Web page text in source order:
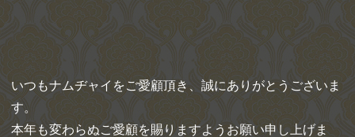
いつもナムヂャイをご愛顧頂き、誠にありがとうございま
す。
本年も変わらぬご愛顧を賜りますようお願い申し上げま